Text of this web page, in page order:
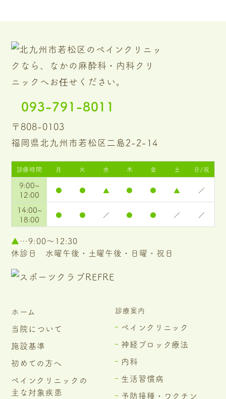
093-791-8011
〒808-0103
福岡県北九州市若松区二島2-2-14
診療時間 月 火 水 木 金 土 日/祝
9:00~
12:00
● ● ▲ ● ● ▲ ／
14:00~
18:00
● ● ／ ● ● ／ ／
▲…9:00～12:30
休診日 水曜午後・土曜午後・日曜・祝日
ホーム
当院について
施設基準
初めての方へ
ペインクリニックの
主な対象疾患
診療案内
ペインクリニック
神経ブロック療法
内科
生活習慣病
予防接種・ワクチン